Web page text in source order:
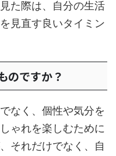
た際は、自分の生活
見直す良いタイミン
のですか？
なく、個性や気分を
ゃれを楽しむために
それだけでなく、自